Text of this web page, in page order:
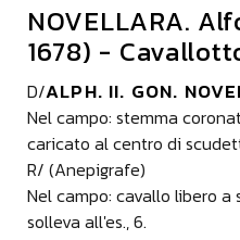
NOVELLARA.
1678) -
D/ALPH. II. GON.
Nel campo: stemma
caricato al centro di
R/ (Anepigrafe)
Nel campo: cavallo libero a
solleva all'es., 6.